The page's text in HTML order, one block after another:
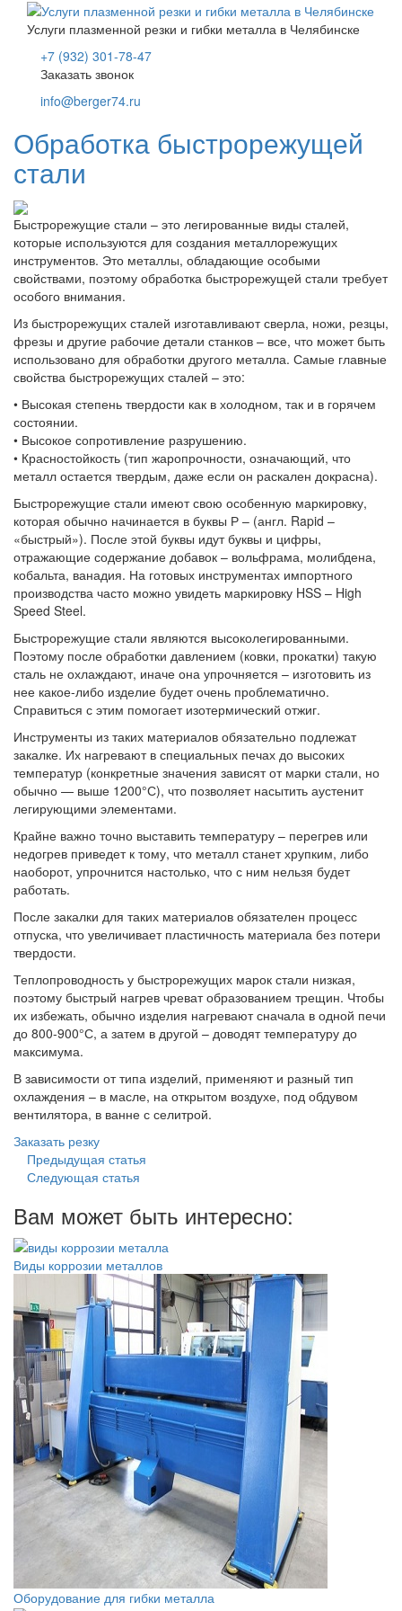
Услуги плазменной резки и гибки металла в Челябинске
+7 (932) 301-78-47
Заказать звонок
info@berger74.ru
Обработка быстрорежущей
стали
Быстрорежущие стали – это легированные виды сталей,
которые используются для создания металлорежущих
инструментов. Это металлы, обладающие особыми
свойствами, поэтому обработка быстрорежущей стали требует
особого внимания.
Из быстрорежущих сталей изготавливают сверла, ножи, резцы,
фрезы и другие рабочие детали станков – все, что может быть
использовано для обработки другого металла. Самые главные
свойства быстрорежущих сталей – это:
• Высокая степень твердости как в холодном, так и в горячем
состоянии.
• Высокое сопротивление разрушению.
• Красностойкость (тип жаропрочности, означающий, что
металл остается твердым, даже если он раскален докрасна).
Быстрорежущие стали имеют свою особенную маркировку,
которая обычно начинается в буквы Р – (англ. Rapid –
«быстрый»). После этой буквы идут буквы и цифры,
отражающие содержание добавок – вольфрама, молибдена,
кобальта, ванадия. На готовых инструментах импортного
производства часто можно увидеть маркировку HSS – High
Speed Steel.
Быстрорежущие стали являются высоколегированными.
Поэтому после обработки давлением (ковки, прокатки) такую
сталь не охлаждают, иначе она упрочняется – изготовить из
нее какое-либо изделие будет очень проблематично.
Справиться с этим помогает изотермический отжиг.
Инструменты из таких материалов обязательно подлежат
закалке. Их нагревают в специальных печах до высоких
температур (конкретные значения зависят от марки стали, но
обычно — выше 1200°С), что позволяет насытить аустенит
легирующими элементами.
Крайне важно точно выставить температуру – перегрев или
недогрев приведет к тому, что металл станет хрупким, либо
наоборот, упрочнится настолько, что с ним нельзя будет
работать.
После закалки для таких материалов обязателен процесс
отпуска, что увеличивает пластичность материала без потери
твердости.
Теплопроводность у быстрорежущих марок стали низкая,
поэтому быстрый нагрев чреват образованием трещин. Чтобы
их избежать, обычно изделия нагревают сначала в одной печи
до 800-900°С, а затем в другой – доводят температуру до
максимума.
В зависимости от типа изделий, применяют и разный тип
охлаждения – в масле, на открытом воздухе, под обдувом
вентилятора, в ванне с селитрой.
Заказать резку
Предыдущая статья
Следующая статья
Вам может быть интересно:
Виды коррозии металлов
Оборудование для гибки металла